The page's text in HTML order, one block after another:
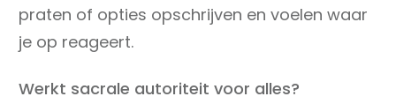
praten of opties opschrijven en voelen waar
je op reageert.
Werkt sacrale autoriteit voor alles?